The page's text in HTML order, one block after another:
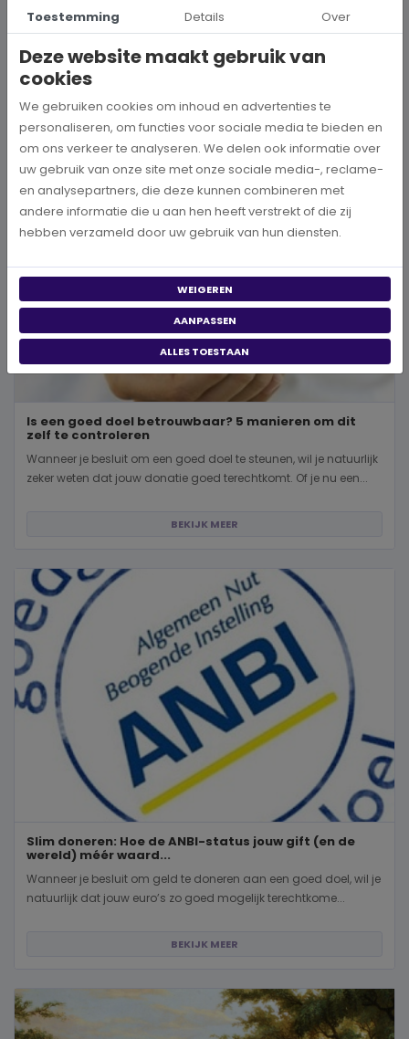
Wanneer je besluit om een steentje bij te dragen aan een betere
wereld, neem je een prachtig besluit. Jouw donatie kan het ve...
BEKIJK MEER
Is een goed doel betrouwbaar? 5 manieren om dit
zelf te controleren
Wanneer je besluit om een goed doel te steunen, wil je natuurlijk
zeker weten dat jouw donatie goed terechtkomt. Of je nu een...
BEKIJK MEER
Slim doneren: Hoe de ANBI-status jouw gift (en de
wereld) méér waard...
Wanneer je besluit om geld te doneren aan een goed doel, wil je
natuurlijk dat jouw euro’s zo goed mogelijk terechtkome...
BEKIJK MEER
Toestemming Details Over
Deze website maakt gebruik van
cookies
We gebruiken cookies om inhoud en advertenties te
personaliseren, om functies voor sociale media te bieden en
om ons verkeer te analyseren. We delen ook informatie over
uw gebruik van onze site met onze sociale media-, reclame-
en analysepartners, die deze kunnen combineren met
andere informatie die u aan hen heeft verstrekt of die zij
hebben verzameld door uw gebruik van hun diensten.
WEIGEREN
AANPASSEN
ALLES TOESTAAN